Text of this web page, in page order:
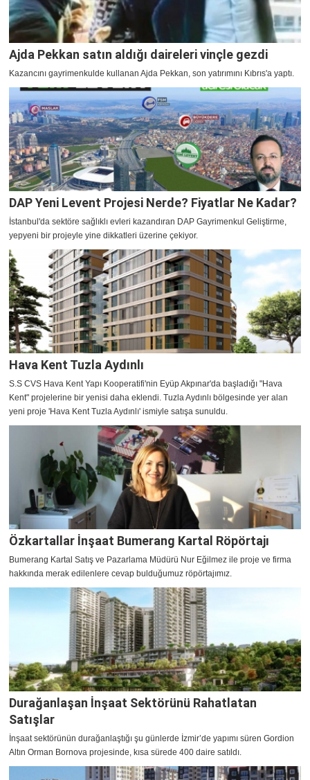
Ajda Pekkan satın aldığı daireleri vinçle gezdi
Kazancını gayrimenkulde kullanan Ajda Pekkan, son yatırımını Kıbrıs'a yaptı.
DAP Yeni Levent Projesi Nerde? Fiyatlar Ne Kadar?
İstanbul'da sektöre sağlıklı evleri kazandıran DAP Gayrimenkul Geliştirme,
yepyeni bir projeyle yine dikkatleri üzerine çekiyor.
Hava Kent Tuzla Aydınlı
S.S CVS Hava Kent Yapı Kooperatifi'nin Eyüp Akpınar'da başladığı "Hava
Kent" projelerine bir yenisi daha eklendi. Tuzla Aydınlı bölgesinde yer alan
yeni proje 'Hava Kent Tuzla Aydınlı' ismiyle satışa sunuldu.
Özkartallar İnşaat Bumerang Kartal Röpörtajı
Bumerang Kartal Satış ve Pazarlama Müdürü Nur Eğilmez ile proje ve firma
hakkında merak edilenlere cevap bulduğumuz röpörtajımız.
Durağanlaşan İnşaat Sektörünü Rahatlatan
Satışlar
İnşaat sektörünün durağanlaştığı şu günlerde İzmir’de yapımı süren Gordion
Altın Orman Bornova projesinde, kısa sürede 400 daire satıldı.